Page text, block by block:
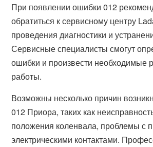
При появлении ошибки 012
обратиться к сервисному центру
проведения диагностики и
Сервисные специалисты смогут
ошибки и произвести необходимые
работы.
Возможны несколько причин
012 Приора, таких как
положения коленвала, проблемы с
электрическими контактами.